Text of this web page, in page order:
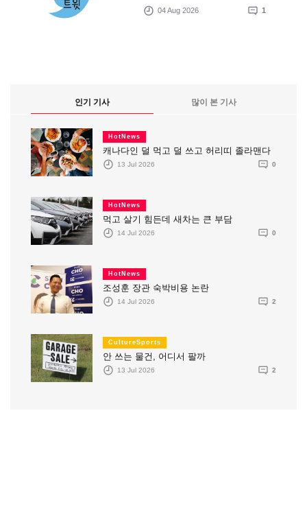
04 Aug 2026 1
인기 기사 많이 본 기사
HotNews
캐나다인 덜 먹고 덜 쓰고 허리띠 졸라맨다
13 Jul 2026 0
HotNews
먹고 살기 힘든데 새차는 큰 부담
14 Jul 2026 0
HotNews
조성훈 장관 숙박비용 논란
14 Jul 2026 2
CultureSports
안 쓰는 물건, 어디서 팔까
13 Jul 2026 2